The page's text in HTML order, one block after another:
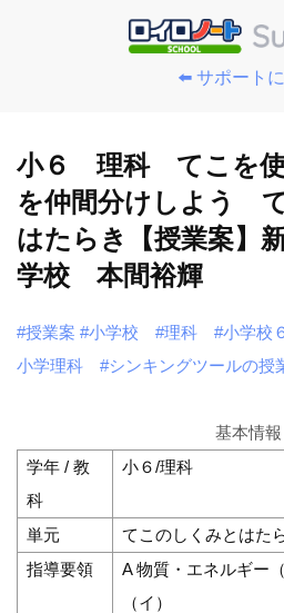
⬅️ サポート
小６ 理科 てこを使
を仲間分けしよう
はたらき【授業案】
学校 本間裕輝
#授業案 #小学校 #理科 #小学校
小学理科
#シンキングツールの授
基本情報
学年 / 教
科
小６/理科
単元
てこのしくみとはた
指導要領
A 物質・エネルギー
（イ）